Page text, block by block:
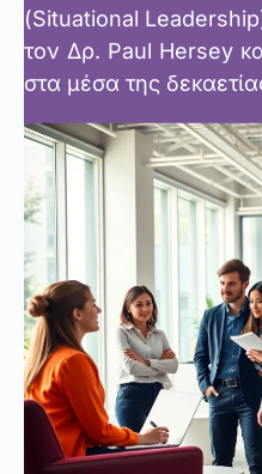
(Situational
τον Δρ. Paul Hersey
στα μέσα της